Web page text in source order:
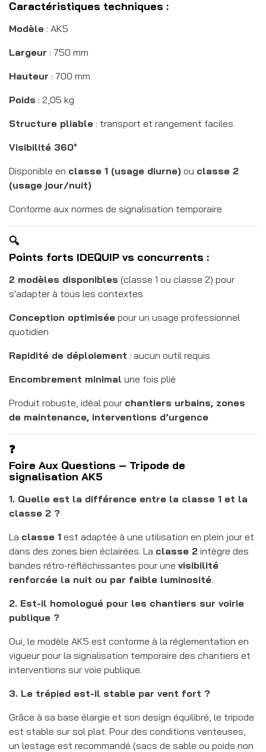
Caractéristiques techniques :
Modèle : AK5
Largeur : 750 mm
Hauteur : 700 mm
Poids : 2,05 kg
Structure pliable : transport et rangement faciles
Visibilité 360°
Disponible en classe 1 (usage diurne) ou classe 2
(usage jour/nuit)
Conforme aux normes de signalisation temporaire
🔍
Points forts IDEQUIP vs concurrents :
2 modèles disponibles (classe 1 ou classe 2) pour
s’adapter à tous les contextes
Conception optimisée pour un usage professionnel
quotidien
Rapidité de déploiement : aucun outil requis
Encombrement minimal une fois plié
Produit robuste, idéal pour chantiers urbains, zones
de maintenance, interventions d’urgence
❓
Foire Aux Questions – Tripode de
signalisation AK5
1. Quelle est la différence entre la classe 1 et la
classe 2 ?
La classe 1 est adaptée à une utilisation en plein jour et
dans des zones bien éclairées. La classe 2 intègre des
bandes rétro-réfléchissantes pour une visibilité
renforcée la nuit ou par faible luminosité.
2. Est-il homologué pour les chantiers sur voirie
publique ?
Oui, le modèle AK5 est conforme à la réglementation en
vigueur pour la signalisation temporaire des chantiers et
interventions sur voie publique.
3. Le trépied est-il stable par vent fort ?
Grâce à sa base élargie et son design équilibré, le tripode
est stable sur sol plat. Pour des conditions venteuses,
un lestage est recommandé (sacs de sable ou poids non